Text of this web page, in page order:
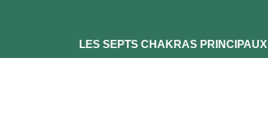
LES SEPTS CHAKRAS PRINCIPAUX